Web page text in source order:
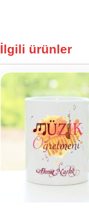
İlgili ürünler